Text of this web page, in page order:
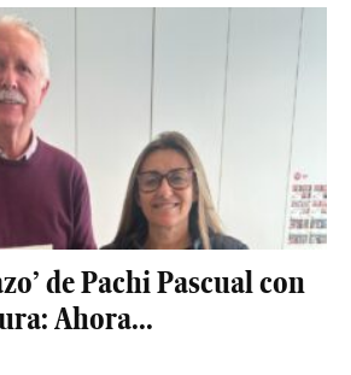
de Pachi Pascual con
Ahora...